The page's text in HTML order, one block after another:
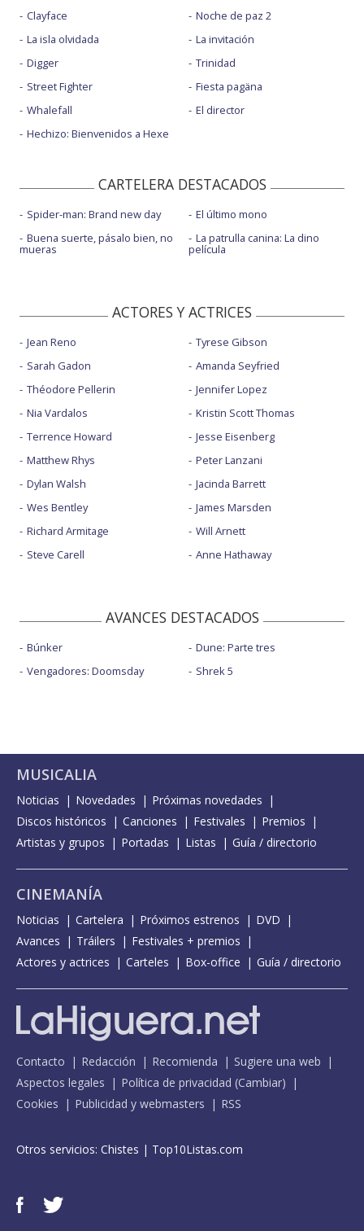
Clayface
La isla olvidada
Digger
Street Fighter
Whalefall
Hechizo: Bienvenidos a Hexe
Noche de paz 2
La invitación
Trinidad
Fiesta pagäna
El director
CARTELERA DESTACADOS
Spider-man: Brand new day
Buena suerte, pásalo bien, no
mueras
El último mono
La patrulla canina: La dino
película
ACTORES Y ACTRICES
Jean Reno
Sarah Gadon
Théodore Pellerin
Nia Vardalos
Terrence Howard
Matthew Rhys
Dylan Walsh
Wes Bentley
Richard Armitage
Steve Carell
Tyrese Gibson
Amanda Seyfried
Jennifer Lopez
Kristin Scott Thomas
Jesse Eisenberg
Peter Lanzani
Jacinda Barrett
James Marsden
Will Arnett
Anne Hathaway
AVANCES DESTACADOS
Búnker
Vengadores: Doomsday
Dune: Parte tres
Shrek 5
MUSICALIA
Noticias Novedades
Próximas novedades
Discos históricos
Canciones Festivales
Premios
Artistas y grupos
Portadas Listas Guía / directorio
CINEMANÍA
Noticias Cartelera Próximos estrenos
DVD
Avances
Tráilers
Festivales + premios
Actores y actrices
Carteles Box-office Guía / directorio
Contacto Redacción Recomienda
Sugiere una web
Aspectos legales
Política de privacidad (Cambiar)
Cookies
Publicidad y webmasters RSS
Otros servicios: Chistes | Top10Listas.com